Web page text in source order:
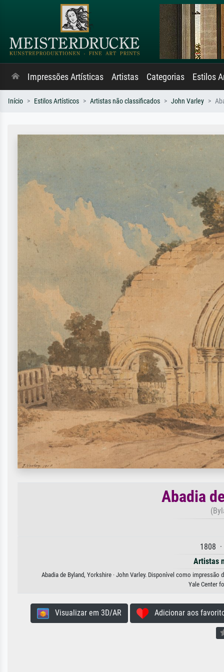
Impressões Artísticas Artistas Categorias Estilos
Início Estilos Artísticos Artistas não classificados John Varley
Abadia
1808
Artistas
Abadia de Byland, Yorkshire · John Varley. Disponível como
Yale Center
Visualizar em 3D/AR Adicionar aos